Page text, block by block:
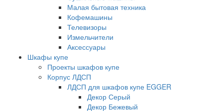
Малая бытовая техника
Кофемашины
Телевизоры
Измельчители
Аксессуары
Шкафы купе
Проекты шкафов купе
Корпус ЛДСП
ЛДСП для шкафов купе EGGER
Декор Серый
Декор Бежевый